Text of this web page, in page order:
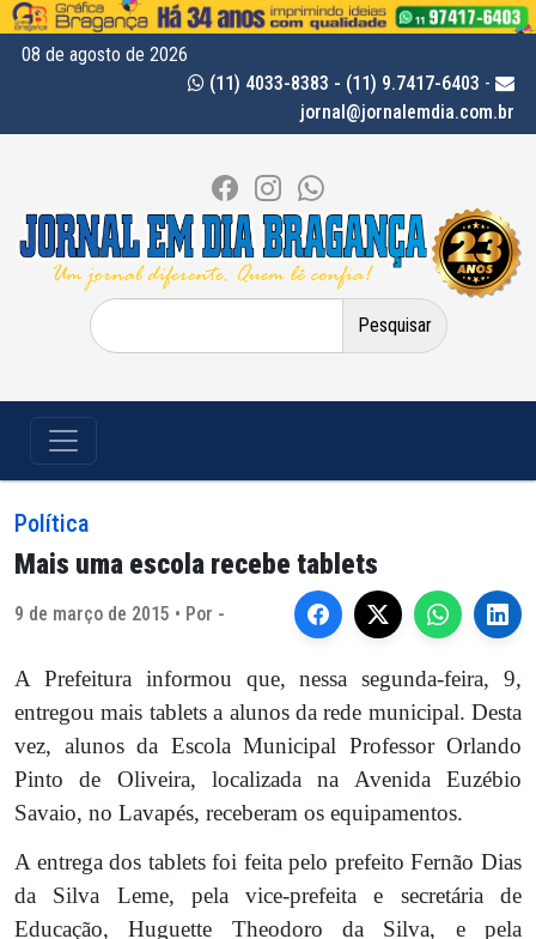
08 de agosto de 2026
(11) 4033-8383 - (11) 9.7417-6403 -
jornal@jornalemdia.com.br
Pesquisar
por:
Política
Mais uma escola recebe tablets
9 de março de 2015 • Por -
A Prefeitura informou que, nessa segunda-feira, 9,
entregou mais tablets a alunos da rede municipal. Desta
vez, alunos da Escola Municipal Professor Orlando
Pinto de Oliveira, localizada na Avenida Euzébio
Savaio, no Lavapés, receberam os equipamentos.
A entrega dos tablets foi feita pelo prefeito Fernão Dias
da Silva Leme, pela vice-prefeita e secretária de
Educação, Huguette Theodoro da Silva, e pela